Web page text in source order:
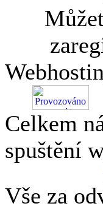
Celkem
spuštění
Vše za